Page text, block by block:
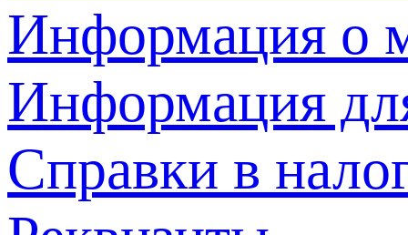
Информация о
Информация
Справки в